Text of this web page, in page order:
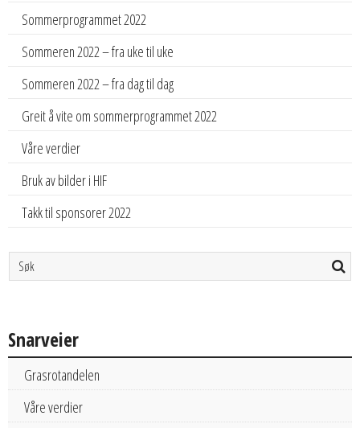
Sommerprogrammet 2022
Sommeren 2022 – fra uke til uke
Sommeren 2022 – fra dag til dag
Greit å vite om sommerprogrammet 2022
Våre verdier
Bruk av bilder i HIF
Takk til sponsorer 2022
Snarveier
Grasrotandelen
Våre verdier